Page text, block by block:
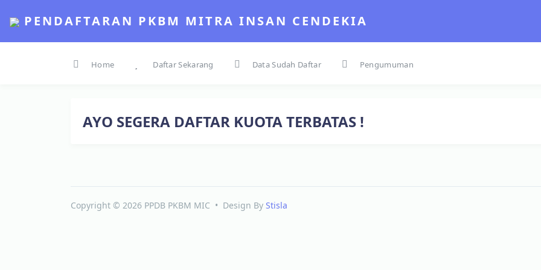
PENDAFTARAN PKBM MITRA INSAN CENDEKIA
Home Daftar Sekarang Data Sudah Daftar Pengumuman
AYO SEGERA DAFTAR KUOTA TERBATAS !
Copyright © 2026 PPDB PKBM MIC Design By Stisla